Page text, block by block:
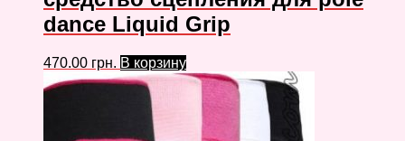
dance Liquid Grip
470.00 грн. В корзину